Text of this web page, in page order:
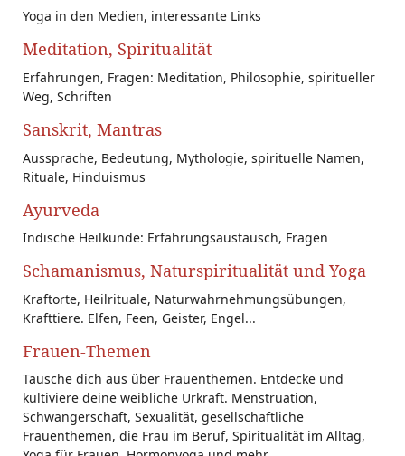
Yoga in den Medien, interessante Links
Meditation, Spiritualität
Erfahrungen, Fragen: Meditation, Philosophie, spiritueller
Weg, Schriften
Sanskrit, Mantras
Aussprache, Bedeutung, Mythologie, spirituelle Namen,
Rituale, Hinduismus
Ayurveda
Indische Heilkunde: Erfahrungsaustausch, Fragen
Schamanismus, Naturspiritualität und Yoga
Kraftorte, Heilrituale, Naturwahrnehmungsübungen,
Krafttiere. Elfen, Feen, Geister, Engel...
Frauen-Themen
Tausche dich aus über Frauenthemen. Entdecke und
kultiviere deine weibliche Urkraft. Menstruation,
Schwangerschaft, Sexualität, gesellschaftliche
Frauenthemen, die Frau im Beruf, Spiritualität im Alltag,